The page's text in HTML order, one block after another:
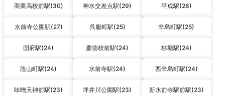
商業高校前駅(30) 神水交差点駅(29) 平成駅(28)
水前寺公園駅(27) 呉服町駅(25) 辛島町駅(25)
国府駅(24) 慶徳校前駅(24) 杉塘駅(24)
段山町駅(24) 水前寺駅(24) 西辛島町駅(24)
味噌天神前駅(23) 坪井川公園駅(23) 新水前寺駅前駅(23)